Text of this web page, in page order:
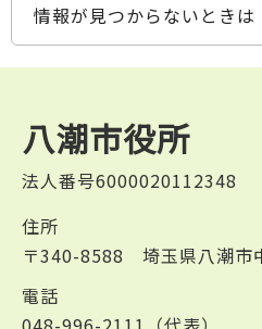
情報が見つからないときは
八潮市役所
法人番号6000020112348
住所
〒340-8588 埼玉県八潮市
電話